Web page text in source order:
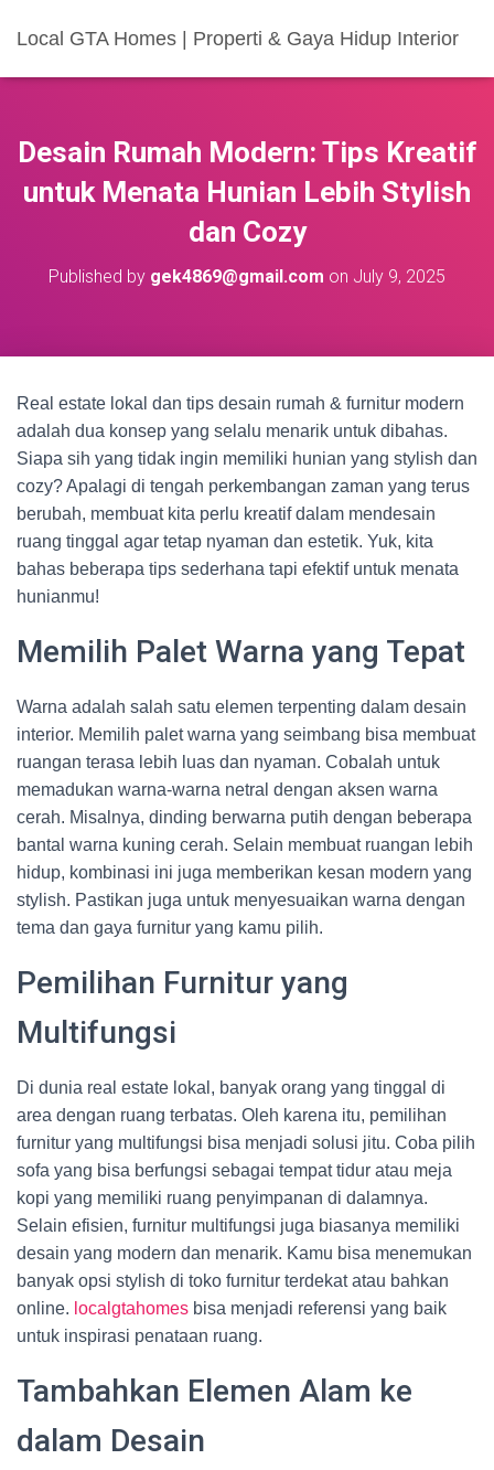
Local GTA Homes | Properti & Gaya Hidup Interior
Desain Rumah Modern: Tips Kreatif
untuk Menata Hunian Lebih Stylish
dan Cozy
Published by gek4869@gmail.com on July 9, 2025
Real estate lokal dan tips desain rumah & furnitur modern
adalah dua konsep yang selalu menarik untuk dibahas.
Siapa sih yang tidak ingin memiliki hunian yang stylish dan
cozy? Apalagi di tengah perkembangan zaman yang terus
berubah, membuat kita perlu kreatif dalam mendesain
ruang tinggal agar tetap nyaman dan estetik. Yuk, kita
bahas beberapa tips sederhana tapi efektif untuk menata
hunianmu!
Memilih Palet Warna yang Tepat
Warna adalah salah satu elemen terpenting dalam desain
interior. Memilih palet warna yang seimbang bisa membuat
ruangan terasa lebih luas dan nyaman. Cobalah untuk
memadukan warna-warna netral dengan aksen warna
cerah. Misalnya, dinding berwarna putih dengan beberapa
bantal warna kuning cerah. Selain membuat ruangan lebih
hidup, kombinasi ini juga memberikan kesan modern yang
stylish. Pastikan juga untuk menyesuaikan warna dengan
tema dan gaya furnitur yang kamu pilih.
Pemilihan Furnitur yang
Multifungsi
Di dunia real estate lokal, banyak orang yang tinggal di
area dengan ruang terbatas. Oleh karena itu, pemilihan
furnitur yang multifungsi bisa menjadi solusi jitu. Coba pilih
sofa yang bisa berfungsi sebagai tempat tidur atau meja
kopi yang memiliki ruang penyimpanan di dalamnya.
Selain efisien, furnitur multifungsi juga biasanya memiliki
desain yang modern dan menarik. Kamu bisa menemukan
banyak opsi stylish di toko furnitur terdekat atau bahkan
online. localgtahomes bisa menjadi referensi yang baik
untuk inspirasi penataan ruang.
Tambahkan Elemen Alam ke
dalam Desain